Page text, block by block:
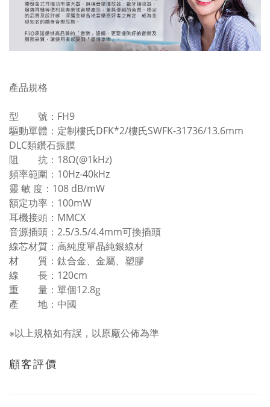
產品規格
型 號：FH9
驅動單體：定制樓氏DFK*2/樓氏SWFK-31736/13.6mm
DLC類鑽石振膜
阻 抗：18Ω(@1kHz)
頻率範圍：10Hz-40kHz
靈 敏 度：108 dB/mW
額定功率：100mW
耳機接頭：MMCX
音源插頭：2.5/3.5/4.4mm可換插頭
線芯材質：高純度單晶純銀線材
材 質：鈦合金、金屬、塑膠
線 長：120cm
重 量：單個12.8g
產 地：中國
※以上規格如有誤，以原廠公佈為準
顧客評價